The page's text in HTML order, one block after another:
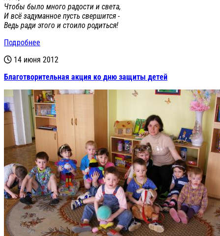
Чтобы было много радости и света,
И всё задуманное пусть свершится -
Ведь ради этого и стоило родиться!
Подробнее
14 июня 2012
Благотворительная акция ко дню защиты детей